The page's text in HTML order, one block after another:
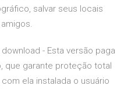
salvar seus locais
- Esta versão paga
que garante proteção total
ela instalada o usuário